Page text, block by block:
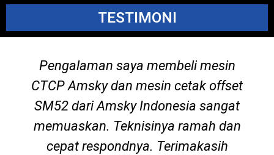
TESTIMONI
Pengalaman saya membeli mesin
CTCP Amsky dan mesin cetak offset
SM52 dari Amsky Indonesia sangat
memuaskan. Teknisinya ramah dan
cepat respondnya. Terimakasih